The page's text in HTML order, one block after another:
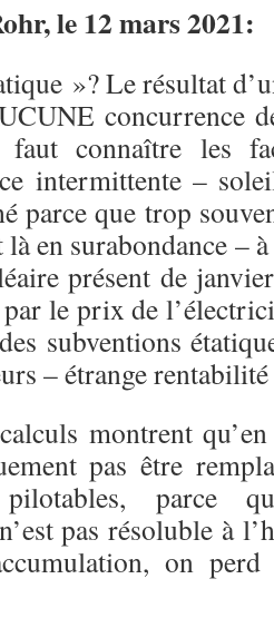
le 12 mars 2021:
»? Le résultat
concurrence
connaître les
intermittente –
parce que trop
en surabondance –
présent de
le prix de
subventions
– étrange
montrent
pas être
parce
pas résoluble à
on